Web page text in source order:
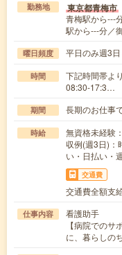
勤務地 東京都青梅市
青梅駅から---
駅から---分／
曜日頻度 平日のみ週3日
時間
下記時間帯
08:30-17:3…
期間 長期のお仕事
時給
無資格未経験
収例(週3日)
い・日払い・
交通費
交通費全額支
仕事内容
看護助手
【病院でのサ
に、暮らしの